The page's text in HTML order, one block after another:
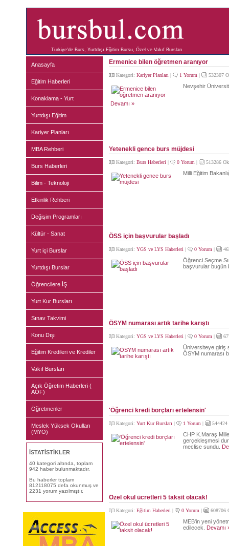
Türkiye'de Burs, Yurtdışı Eğitim Bursu, Özel ve Vakıf Bursları
Anasayfa
Eğitim Haberleri
Konaklama - Yurt
Yurtdışı Eğitim
Kariyer Planları
MBA Rehberi
Burs Haberleri
Bilim - Teknoloji
Etkinlik Rehberi
Değişim Programları
Kültür - Sanat
Yurt içi Burslar
Yurtdışı Burslar
Öğrencilere İŞ
Yurt Kur Bursları
Sınav Takvimi
Konu Dışı
Eğitim Kredileri ve Krediler
Vakıf Bursları
Açık Öğretim Haberleri (
AÖF)
Öğretmenler
Meslek Yüksek Okulları
(MYO)
İSTATİSTİKLER
40 kategori altında, toplam
942 haber bulunmaktadır.
Bu haberler toplam
812118075 defa okunmuş ve
2231 yorum yazılmıştır.
Ermenice bilen öğretmen aranıyor
Kategori: Kariyer Planları | 1 Yorum | 532307
Nevşehir
Devamı »
Yetenekli gence burs müjdesi
Kategori: Burs Haberleri | 0 Yorum | 513286
Milli Eğitim
ÖSS için başvurular başladı
Kategori: YGS ve LYS Haberleri | 0 Yorum |
Öğrenci Seçme
başvurular bugün
ÖSYM numarası artık tarihe karıştı
Kategori: YGS ve LYS Haberleri | 0 Yorum |
Üniversiteye giriş
ÖSYM numarası
'Öğrenci kredi borçları ertelensin'
Kategori: Yurt Kur Bursları | 1 Yorum |
CHP K.Maraş
gerçekleşmesi
meclise sundu.
Özel okul ücretleri 5 taksit olacak!
Kategori: Eğitim Haberleri | 0 Yorum | 608706
MEB'in yeni
edilecek.
Devamı